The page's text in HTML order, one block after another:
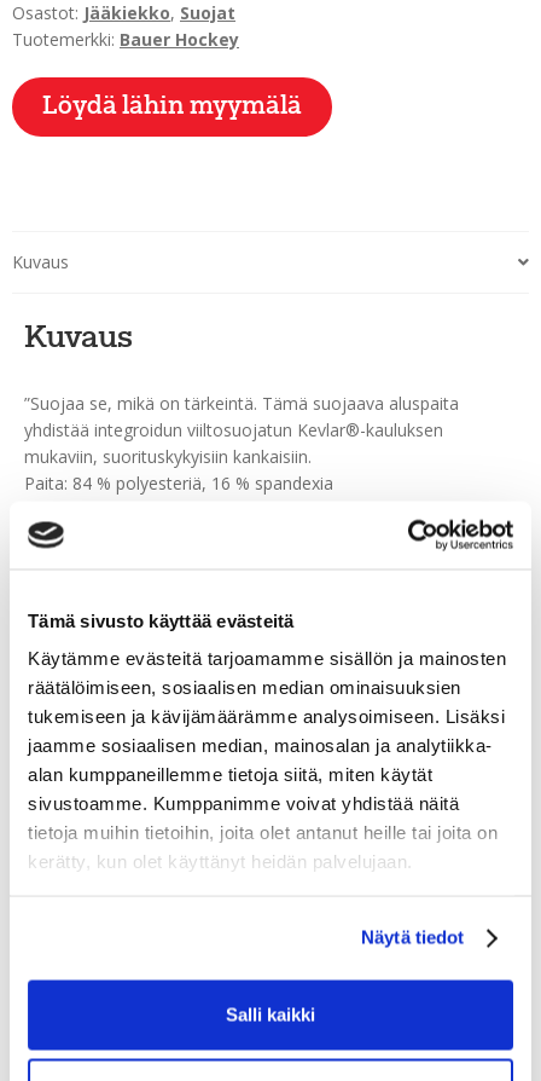
Tämä sivusto käyttää evästeitä
Käytämme evästeitä tarjoamamme sisällön ja mainosten
räätälöimiseen, sosiaalisen median ominaisuuksien
tukemiseen ja kävijämäärämme analysoimiseen. Lisäksi
jaamme sosiaalisen median, mainosalan ja analytiikka-
alan kumppaneillemme tietoja siitä, miten käytät
sivustoamme. Kumppanimme voivat yhdistää näitä
tietoja muihin tietoihin, joita olet antanut heille tai joita on
kerätty, kun olet käyttänyt heidän palvelujaan.
Näytä tiedot
Salli kaikki
Osastot: Jääkiekko, Suojat
Tuotemerkki: Bauer Hockey
Löydä lähin myymälä
Kuvaus
Kuvaus
”Suojaa se, mikä on tärkeintä. Tämä suojaava aluspaita
yhdistää integroidun viiltosuojatun Kevlar®-kauluksen
mukaviin, suorituskykyisiin kankaisiin.
Paita: 84 % polyesteriä, 16 % spandexia
teräskangas 22 %
– BNQ-, CE- ja HECC-sertifioitu kaulan viiltosuoja
– Odor Defender -teknologia, jonka voimanlähteenä HeiQ
Fresh™
– HeiQ Smart Temp™ -teknologia
– Silikoninen pito-osa hihoissa
– Hengittävät verkkopaneelit
Tutustu myös